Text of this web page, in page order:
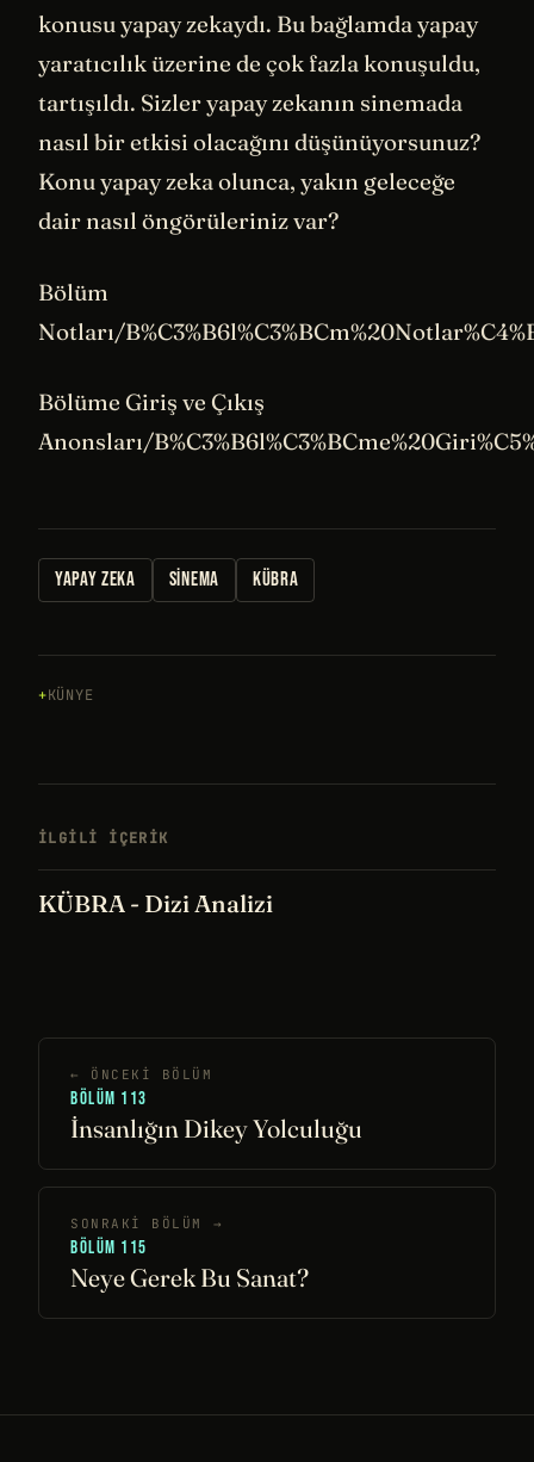
konusu yapay zekaydı. Bu bağlamda yapay
yaratıcılık üzerine de çok fazla konuşuldu,
tartışıldı. Sizler yapay zekanın sinemada
nasıl bir etkisi olacağını düşünüyorsunuz?
Konu yapay zeka olunca, yakın geleceğe
dair nasıl öngörüleriniz var?
Bölüm
Notları/
Bölüme Giriş ve Çıkış
Anonsları/
YAPAY ZEKA SINEMA KÜBRA
KÜNYE
İLGILI IÇERIK
KÜBRA - Dizi Analizi
← ÖNCEKI BÖLÜM
BÖLÜM 113
İnsanlığın Dikey Yolculuğu
SONRAKI BÖLÜM →
BÖLÜM 115
Neye Gerek Bu Sanat?